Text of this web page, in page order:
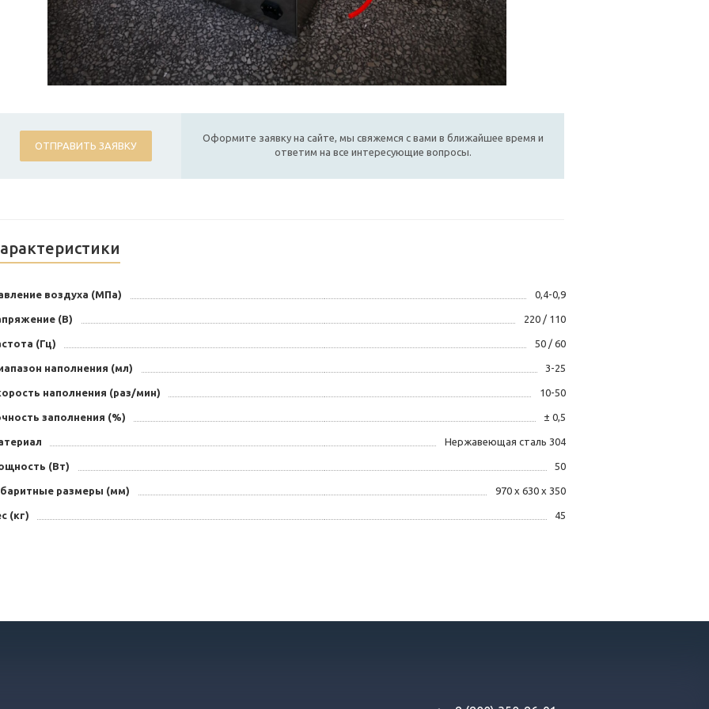
ОТПРАВИТЬ ЗАЯВКУ
Оформите заявку на сайте, мы свяжемся с вами в ближайшее время и
ответим на все интересующие вопросы.
воздуха (МПа) 0,4-0,9
(В) 220 / 110
(Гц) 50 / 60
наполнения (мл) 3-25
наполнения (раз/мин) 10-50
заполнения (%) ± 0,5
Нержавеющая сталь 304
(Вт) 50
размеры (мм) 970 х 630 х 350
(кг) 45